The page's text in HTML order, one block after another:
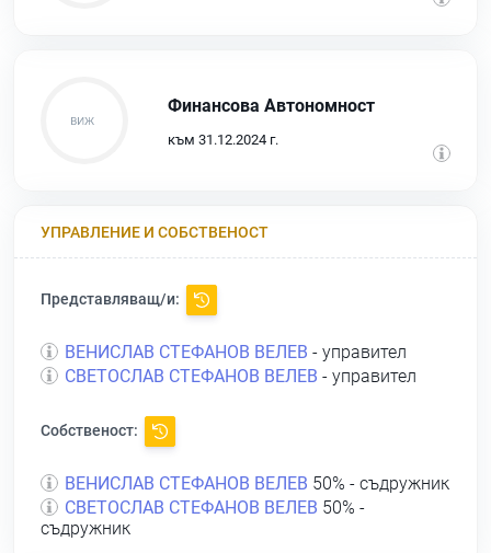
Финансова Автономност
към 31.12.2024 г.
УПРАВЛЕНИЕ И СОБСТВЕНОСТ
Представляващ/и:
ВЕНИСЛАВ СТЕФАНОВ ВЕЛЕВ - управител
СВЕТОСЛАВ СТЕФАНОВ ВЕЛЕВ - управител
Собственост:
ВЕНИСЛАВ СТЕФАНОВ ВЕЛЕВ 50% - съдружник
СВЕТОСЛАВ СТЕФАНОВ ВЕЛЕВ 50% -
съдружник